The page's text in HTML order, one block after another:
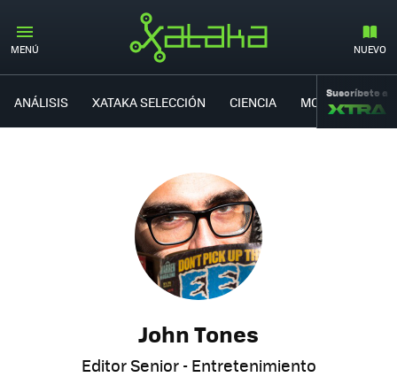
MENÚ NUEVO
ANÁLISIS XATAKA SELECCIÓN CIENCIA MOVILIDAD
Suscríbete a
John Tones
Editor Senior - Entretenimiento